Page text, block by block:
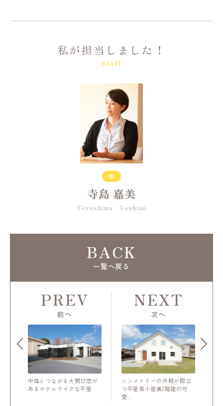
私が担当しました！
staff
他
寺島 嘉美
Terashima Yoshimi
PREV
前へ
中庭とつながる大開口窓が
あるホテルライクな平屋
BACK
一覧へ戻る
シンメトリーの外観が際立
つ平屋風小屋裏2階建の可
愛…
NEXT
次へ